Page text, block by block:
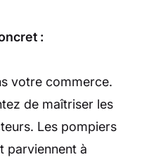
:
votre commerce.
de maîtriser les
Les pompiers
parviennent à